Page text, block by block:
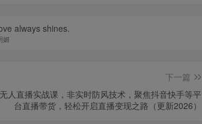
always shines.
媚
下一篇
人直播实战课，非实时防风技术，聚焦抖音快手等平
台直播带货，轻松开启直播变现之路（更新2026）